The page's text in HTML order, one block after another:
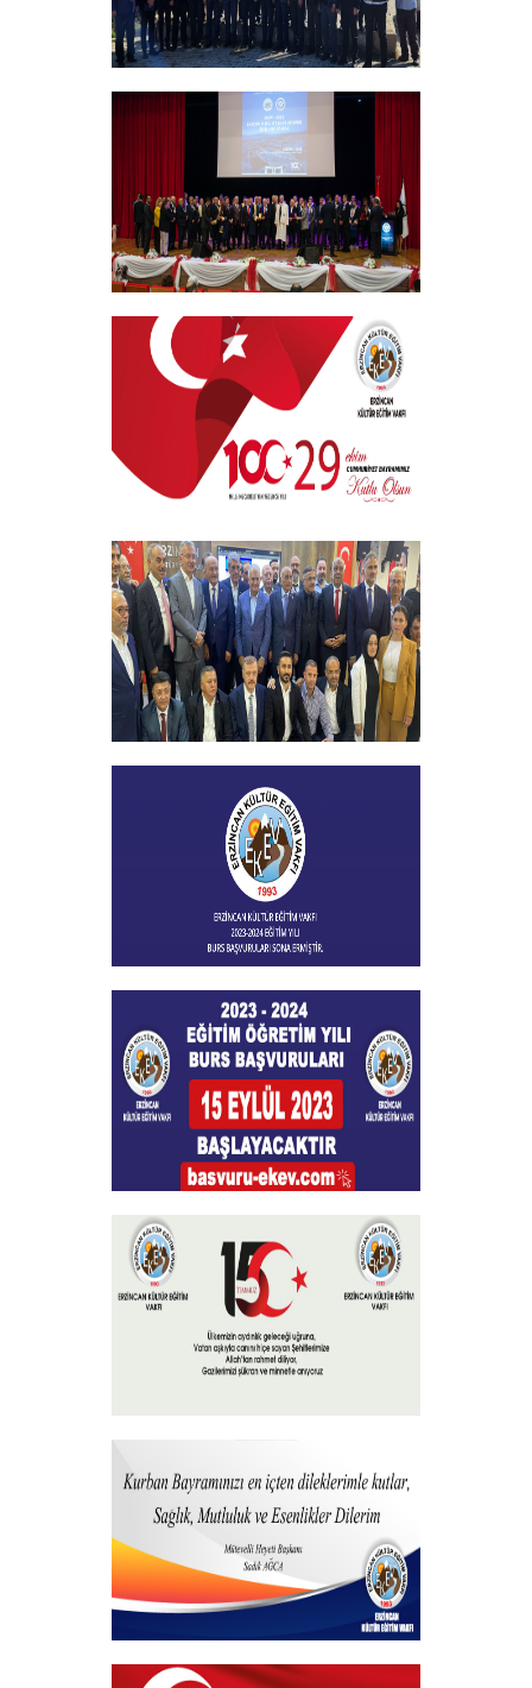
Vakıf Yönetim Kurulumuz Erzincan
Kemah'da Bir Takım Ziyaretlerde
+
EKEV “Akademik Bilim, Sanat ve Spor
Ödülleri” Töreni Yapıldı
+
29 EKİM CUMHURİYET BAYRAMI
+
Vakfımızın 2023-2024 Yılı Burs
Toplantısı Yapıldı
+
Burs Başvuları Sona Ermiştir
+
Burs Başvuruları
+
+
Hayırlı Bayramlar